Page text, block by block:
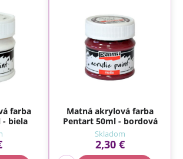
farba
- biela
Matná akrylová farba
Pentart 50ml - bordová
Skladom
2,30 €